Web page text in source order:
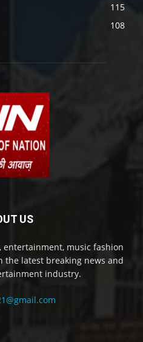
115
108
US
entertainment, music fashion
the latest breaking news and
industry.